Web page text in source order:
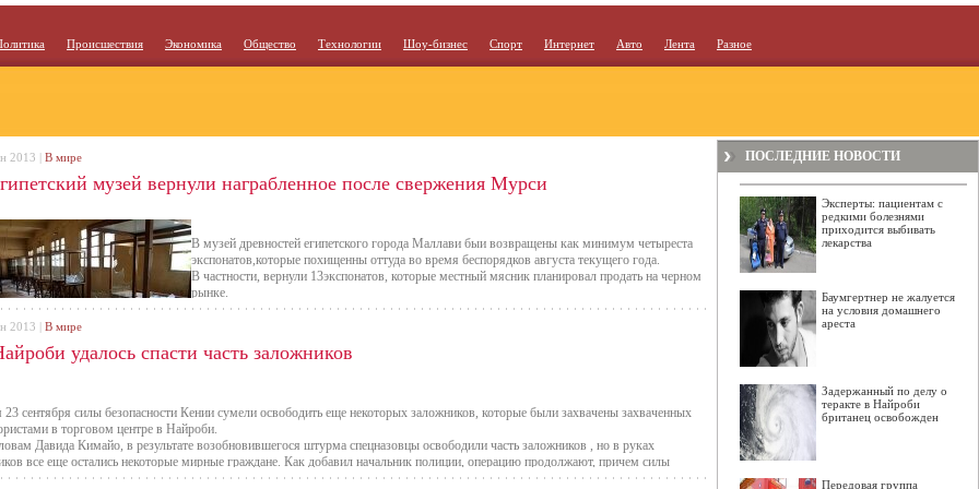
Происшествия Экономика Общество Технологии Шоу-бизнес Спорт Интернет Авто Лента Разное
музей вернули награбленное после свержения Мурси
В музей древностей египетского города Маллави быи возвращены как минимум четыреста
экспонатов,которые похищенны оттуда во время беспорядков августа текущего года.
В частности, вернули 13экспонатов, которые местный мясник планировал продать на черном
рынке.
Полицейский, который выдал себя за покупателя, встретился с подозреваемым в городе Гиза
музей был в числе учреждений культуры, которые наиболее серьезно пострадали в ходе беспорядков, охвативших Египет после
в июле текущего года президента-исламиста Мухаммеда Мурси.
в Маллави приехала группа экспертов ЮНЕСКО, которая заключила, что из музея были похищены 600 артефактов.
их удалось вернуть.
2013 | В мире
удалось спасти часть заложников
сентября силы безопасности Кении сумели освободить еще некоторых заложников, которые были захвачены захваченных
в торговом центре в Найроби.
Давида Кимайо, в результате возобновившегося штурма спецназовцы освободили часть заложников , но в руках
все еще остались некоторые мирные граждане. Как добавил начальник полиции, операцию продолжают, причем силы
теснят террористов.
2013 | В мире
ПОСЛЕДНИЕ НОВОСТИ
Эксперты: пациентам с
редкими болезнями
приходится выбивать
лекарства
Баумгертнер не жалуется
на условия домашнего
ареста
Задержанный по делу о
теракте в Найроби
британец освобожден
Передовая группа